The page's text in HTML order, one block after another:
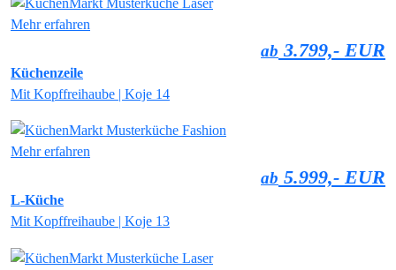
Mehr erfahren
ab 3.799,- EUR
Küchenzeile
Mit Kopffreihaube | Koje 14
Mehr erfahren
ab 5.999,- EUR
L-Küche
Mit Kopffreihaube | Koje 13